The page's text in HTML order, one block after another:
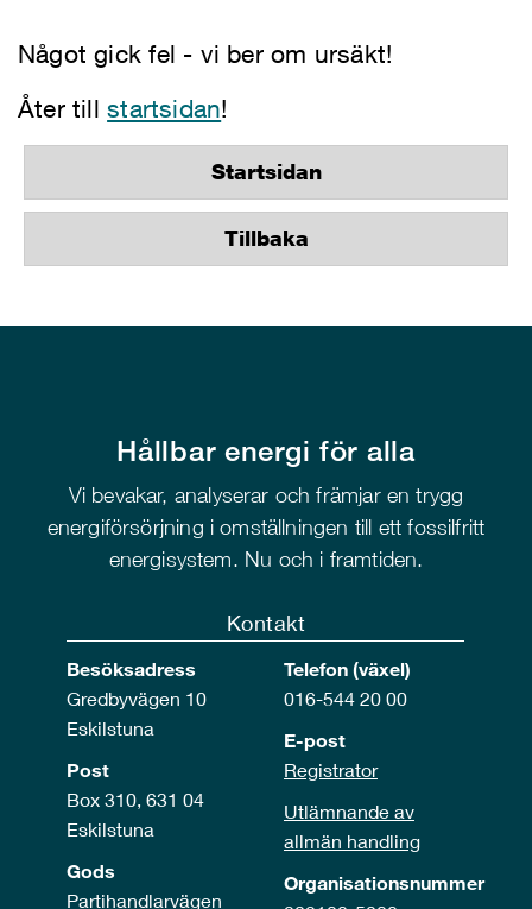
Något gick fel - vi ber om ursäkt!
Åter tillstartsidan!
Startsidan
Tillbaka
Hållbar energi för alla
Vi bevakar, analyserar och främjar en trygg
energiförsörjning i omställningen till ett fossilfritt
energisystem. Nu och i framtiden.
Kontakt
Besöksadress
Gredbyvägen 10
Eskilstuna
Post
Box 310, 631 04
Eskilstuna
Gods
Partihandlarvägen
Telefon (växel)
016-544 20 00
E-post
Registrator
Utlämnande av
allmän handling
Organisationsnummer